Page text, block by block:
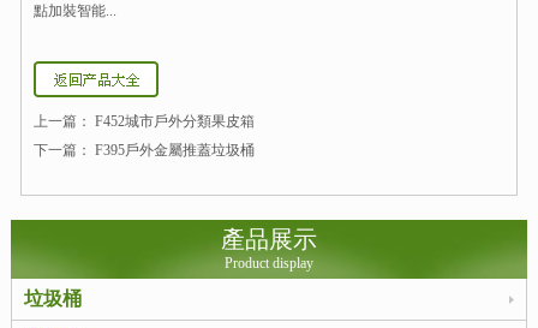
點加裝智能...
上一篇： F452城市戶外分類果皮箱
下一篇： F395戶外金屬推蓋垃圾桶
產品展示
Product display
垃圾桶